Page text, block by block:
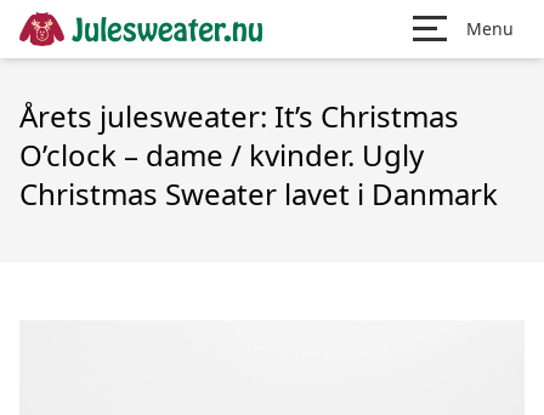
Menu
Årets julesweater: It’s Christmas
O’clock – dame / kvinder. Ugly
Christmas Sweater lavet i Danmark